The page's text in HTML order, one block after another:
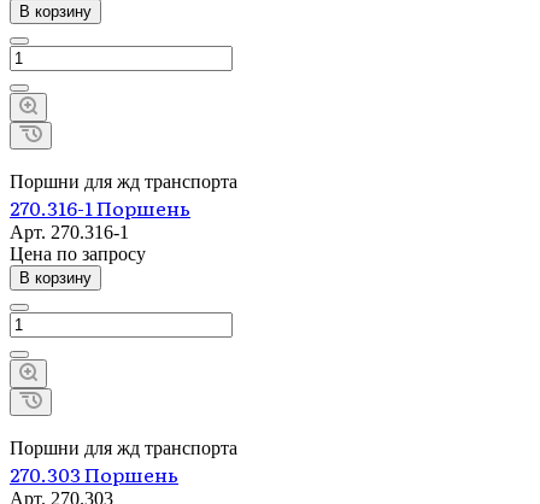
В корзину
Поршни для жд транспорта
270.316-1 Поршень
Арт. 270.316-1
Цена по запросу
В корзину
Поршни для жд транспорта
270.303 Поршень
Арт. 270.303